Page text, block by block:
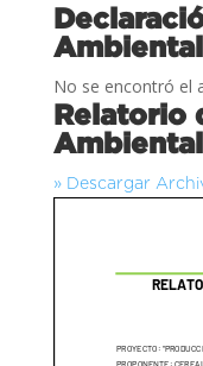
Ambiental
No se encontró el
Relatorio
Ambiental
» Descargar